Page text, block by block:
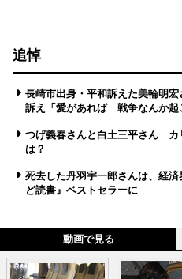
追悼
長崎市出身・平和訴えた美輪明
訴え「愛があれば 戦争なんか起
つげ義春さんと白土三平さん カ
は？
死去した丹羽宇一郎さんは、経
ど読書』ベストセラーに
動画で見る